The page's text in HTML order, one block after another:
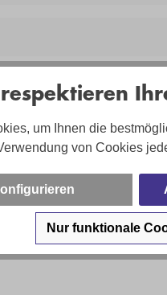
35826 220
Mo-Fr. 10-19 Uhr
um Ihnen die
von Cookies
Nur funktionale